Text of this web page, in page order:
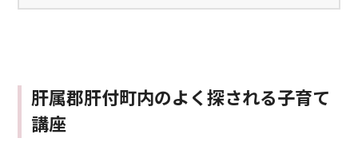
肝属郡肝付町内のよく探される子育て
講座